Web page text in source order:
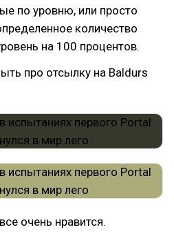
по уровню, или просто
количество
на 100 процентов.
про отсылку на Baldurs
очень нравится.